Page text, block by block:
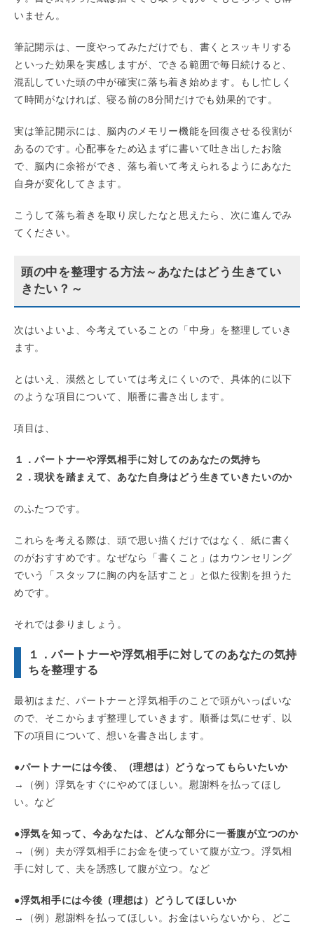
いません。
筆記開示は、一度やってみただけでも、書くとスッキリする
といった効果を実感しますが、できる範囲で毎日続けると、
混乱していた頭の中が確実に落ち着き始めます。もし忙しく
て時間がなければ、寝る前の8分間だけでも効果的です。
実は筆記開示には、脳内のメモリー機能を回復させる役割が
あるのです。心配事をため込まずに書いて吐き出したお陰
で、脳内に余裕ができ、落ち着いて考えられるようにあなた
自身が変化してきます。
こうして落ち着きを取り戻したなと思えたら、次に進んでみ
てください。
頭の中を整理する方法～あなたはどう生きてい
きたい？～
次はいよいよ、今考えていることの「中身」を整理していき
ます。
とはいえ、漠然としていては考えにくいので、具体的に以下
のような項目について、順番に書き出します。
項目は、
１．パートナーや浮気相手に対してのあなたの気持ち
２．現状を踏まえて、あなた自身はどう生きていきたいのか
のふたつです。
これらを考える際は、頭で思い描くだけではなく、紙に書く
のがおすすめです。なぜなら「書くこと」はカウンセリング
でいう「スタッフに胸の内を話すこと」と似た役割を担うた
めです。
それでは参りましょう。
１．パートナーや浮気相手に対してのあなたの気持
ちを整理する
最初はまだ、パートナーと浮気相手のことで頭がいっぱいな
ので、そこからまず整理していきます。順番は気にせず、以
下の項目について、想いを書き出します。
●パートナーには今後、（理想は）どうなってもらいたいか
→（例）浮気をすぐにやめてほしい。慰謝料を払ってほし
い。など
●浮気を知って、今あなたは、どんな部分に一番腹が立つのか
→（例）夫が浮気相手にお金を使っていて腹が立つ。浮気相
手に対して、夫を誘惑して腹が立つ。など
●浮気相手には今後（理想は）どうしてほしいか
→（例）慰謝料を払ってほしい。お金はいらないから、どこ